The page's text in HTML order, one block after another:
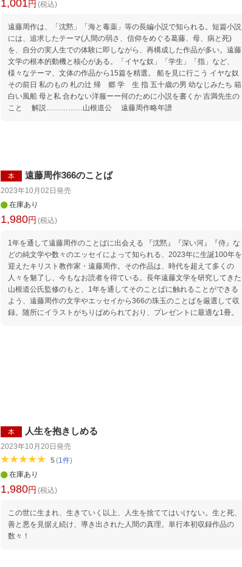
1,001円 (税込)
遠藤周作は、「沈黙」「海と毒薬」等の長編小説で知られる。短篇小説
には、追求したテーマ(人間の弱さ、信仰をめぐる葛藤、母、病と死)
を、自分の実人生での体験に即しながら、再構成した作品が多い。遠藤
文学の根本的動機と核心がある。「イヤな奴」「学生」「指」など、
様々なテーマ、文体の作品から15篇を精選。 船を見に行こう イヤな奴
その前日 私のもの 札の辻 帰 郷 学 生 指 五十歳の男 幼なじみたち 箱
白い風船 母と私 合わない洋服ーー何のために小説を書くか 吉満先生の
こと 解説……………山根道公 遠藤周作略年譜
本 遠藤周作366のことば
2023年10月02日 発売
在庫あり
1,980円 (税込)
1年を通して遠藤周作のことばに出会える 『沈黙』『深い河』『侍』な
どの純文学や数々のエッセイによって知られる、2023年に生誕100年を
迎えたキリスト教作家・遠藤周作。その作品は、時代を超えて多くの
人々を魅了し、今もなお読者を得ている。長年遠藤文学を研究してきた
山根道公氏監修のもと、1年を通してそのことばに触れることができる
よう、遠藤周作の文学やエッセイから366の珠玉のことばを厳選して収
録。随所にイラストがちりばめられており、プレゼントに最適な1冊。
本 人生を抱きしめる
2023年10月20日 発売
5(1件)
在庫あり
1,980円 (税込)
この世に生まれ、生きていく以上、人生を捨ててはいけない。生と死、
善と悪を見据え続け、導き出された人間の真理。単行本初収録作品の
数々！